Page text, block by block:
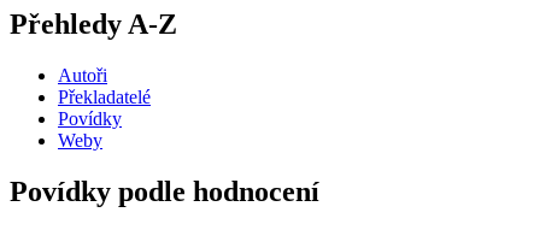
Přehledy A-Z
Autoři
Překladatelé
Povídky
Weby
Povídky podle hodnocení